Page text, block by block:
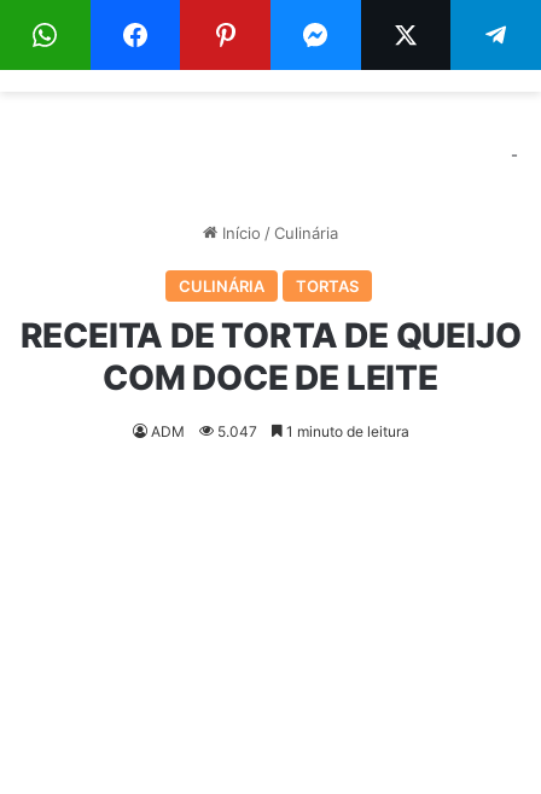
Menu
-
Início /Culinária
CULINÁRIA TORTAS
RECEITA DE TORTA DE QUEIJO
COM DOCE DE LEITE
ADM 5.047 1 minuto de leitura